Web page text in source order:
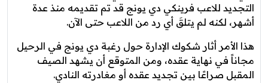
التجديد للاعب فرينكي دي يونج قد تم تقديمه منذ عدة
أشهر، لكنه لم يتلقَ أي رد من اللاعب حتى الآن.
هذا الأمر أثار شكوك الإدارة حول رغبة دي يونج في الرحيل
مجاناً في نهاية عقده، ومن المتوقع أن يشهد الصيف
المقبل صراعًا بين تجديد عقده أو مغادرته النادي.